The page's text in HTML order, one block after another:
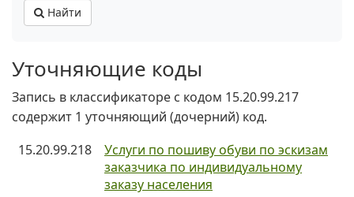
Найти
Уточняющие коды
Запись в классификаторе с кодом 15.20.99.217
содержит 1 уточняющий (дочерний) код.
15.20.99.218
Услуги по пошиву обуви по эскизам
заказчика по индивидуальному
заказу населения